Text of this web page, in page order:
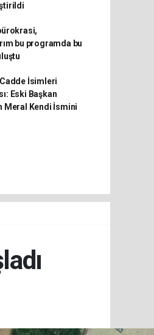
bu programda bu
Cadde İsimleri
Eski Başkan
Meral Kendi İsmini